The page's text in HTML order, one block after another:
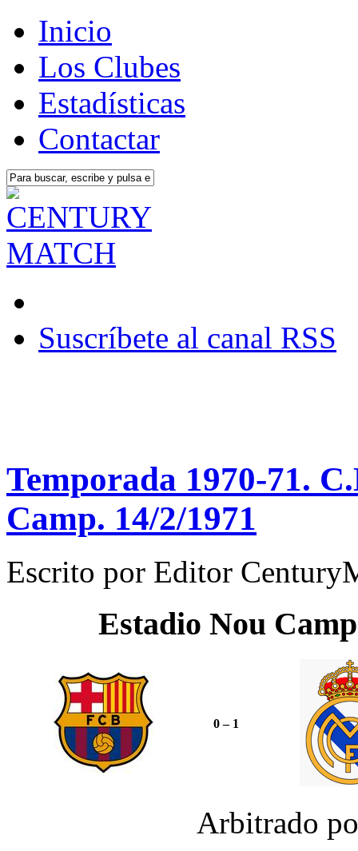
Inicio
Los Clubes
Estadísticas
Contactar
Suscríbete al canal RSS
Temporada 1970-71.
Camp. 14/2/1971
Escrito por Editor
Estadio Nou Camp
0 – 1
Arbitrado